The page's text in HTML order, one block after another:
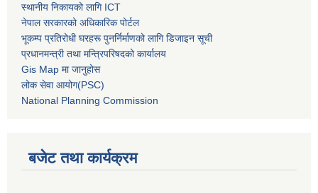
स्थानीय निकायको लागि ICT
नेपाल सरकारको अधिकारिक पोर्टल
भूकम्प प्रतिरोधी घरहरू पुनर्निर्माणको लागि डिजाइन सूची
प्रधानमन्त्री तथा मन्त्रिपरिषदको कार्यालय
Gis Map मा जानुहोस
लोक सेवा आयोग(PSC)
National Planning Commission
बजेट तथा कार्यक्रम